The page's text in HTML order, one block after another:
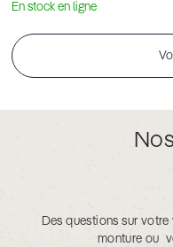
En stock en ligne
Des questions sur
monture ou